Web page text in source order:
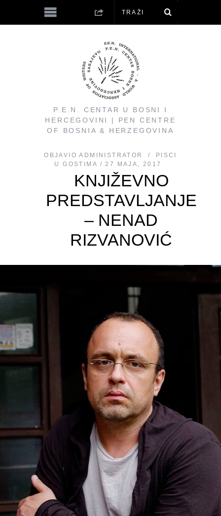
P.E.N. CENTAR U BOSNI I
HERCEGOVINI | PEN CENTRE
OF BOSNIA & HERZEGOVINA
OBJAVIO ADMINISTRATOR
PISCI
U GOSTIMA
27 MAJA, 2017
KNJIŽEVNO
PREDSTAVLJANJE
– NENAD
RIZVANOVIĆ